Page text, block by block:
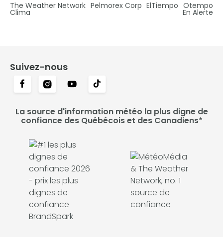
The Weather Network Pelmorex Corp ElTiempo Otempo
Clima En Alerte
Suivez-nous
La source d'information météo la plus digne de
confiance des Québécois et des Canadiens*